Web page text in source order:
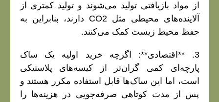
از مواد بازیافتی تولید می‌شوند و تولید کمتری از
آلاینده‌های محیطی مثل CO2 دارند، بنابراین به
حفظ محیط زیست کمک می‌کنند.
3. **اقتصادی**: اگرچه خرید اولیه یک ساک
پارچه‌ای کمی گران‌تر از کیسه‌های پلاستیکی
است، اما این ساک‌ها قابل استفاده مکرر هستند و
پس از مدت کوتاهی صرفه‌جویی در هزینه‌ها را